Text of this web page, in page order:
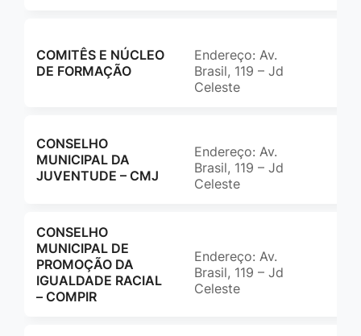
COMITÊS E NÚCLEO
DE FORMAÇÃO
Endereço: Av.
Brasil, 119 – Jd
Celeste
CONSELHO
MUNICIPAL DA
JUVENTUDE – CMJ
Endereço: Av.
Brasil, 119 – Jd
Celeste
CONSELHO
MUNICIPAL DE
PROMOÇÃO DA
IGUALDADE RACIAL
– COMPIR
Endereço: Av.
Brasil, 119 – Jd
Celeste